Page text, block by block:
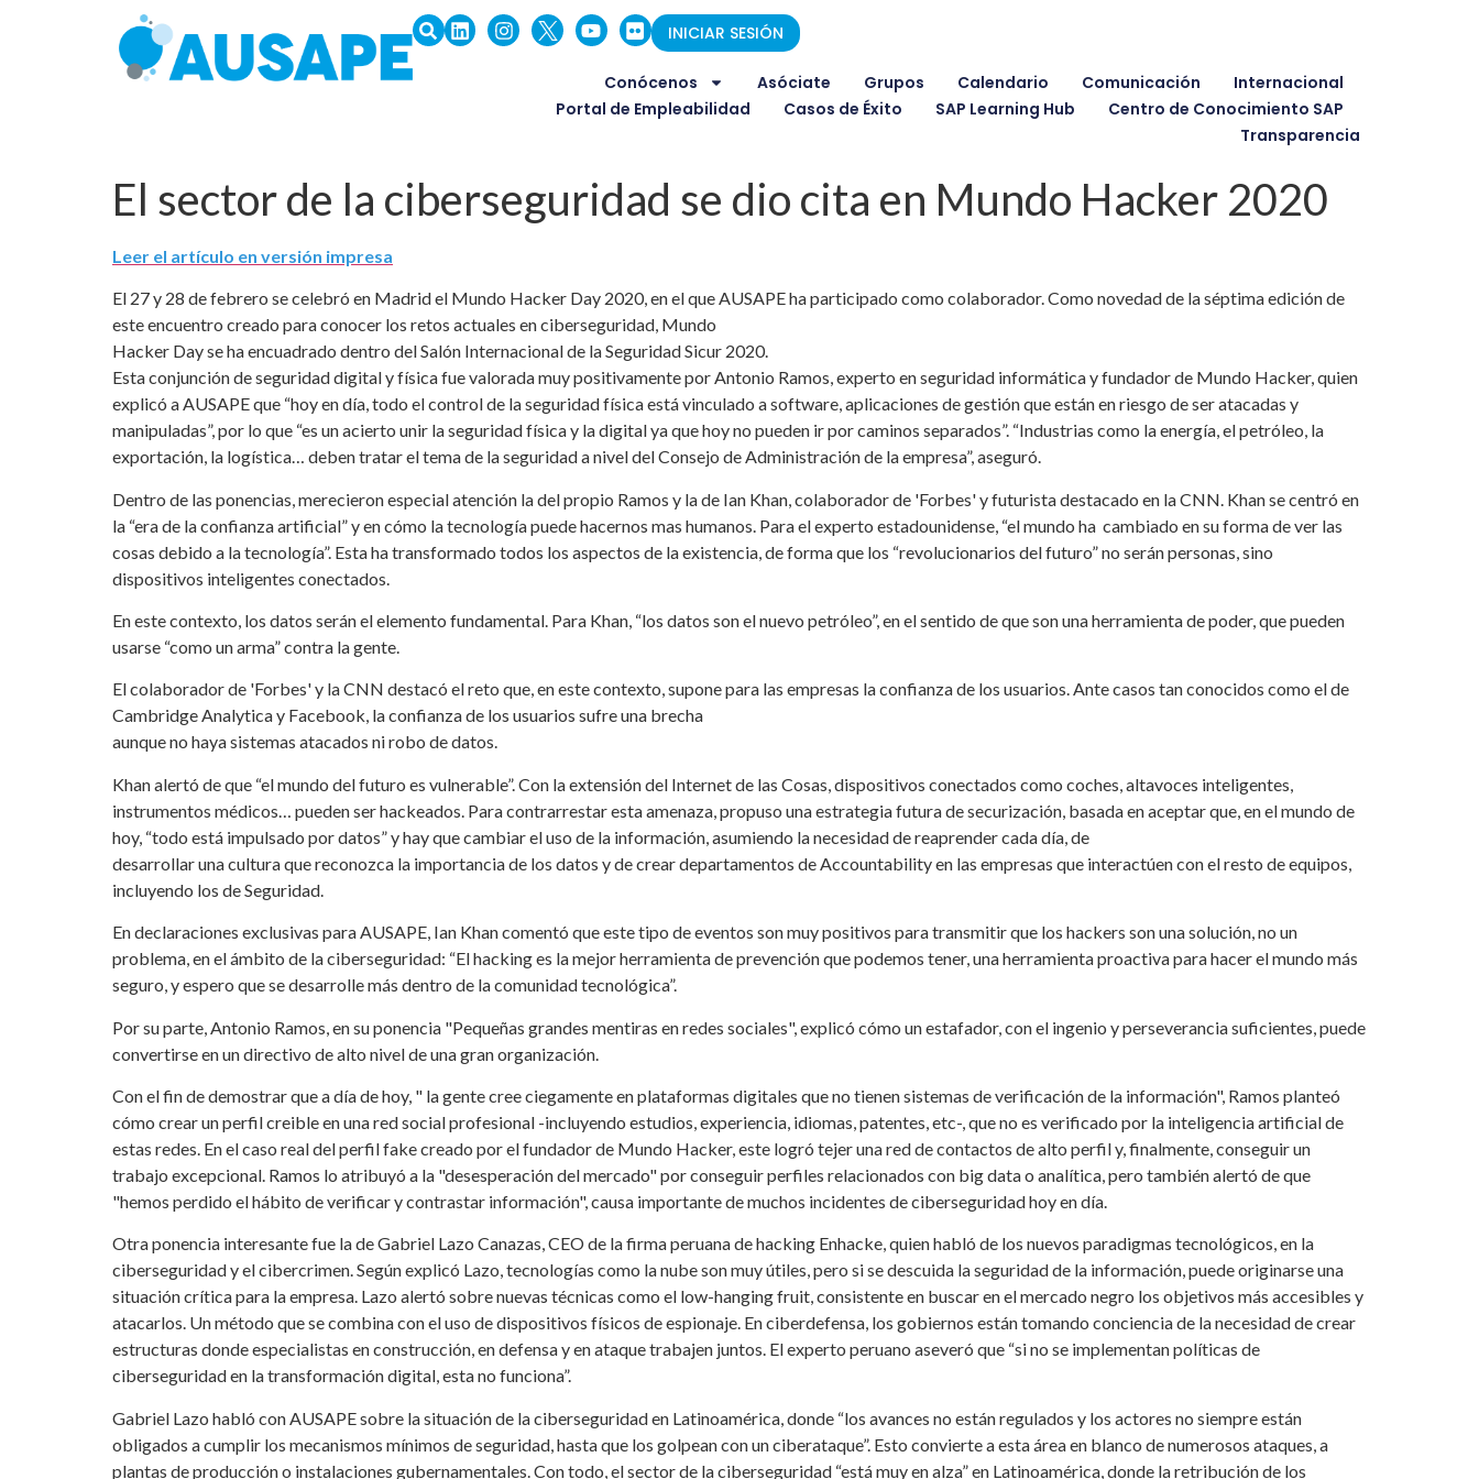
INICIAR SESIÓN
Conócenos Asóciate Grupos Calendario Comunicación
Internacional
Portal de Empleabilidad
Casos de Éxito SAP Learning Hub
Centro de Conocimiento SAP
Transparencia
El sector de la ciberseguridad se dio cita en Mundo Hacker 2020
Leer el artículo en versión impresa
El 27 y 28 de febrero se celebró en Madrid el Mundo Hacker Day 2020, en el que AUSAPE ha participado como colaborador. Como novedad de la séptima edición de
este encuentro creado para conocer los retos actuales en ciberseguridad, Mundo
Hacker Day se ha encuadrado dentro del Salón Internacional de la Seguridad Sicur 2020.
Esta conjunción de seguridad digital y física fue valorada muy positivamente por Antonio Ramos, experto en seguridad informática y fundador de Mundo Hacker, quien
explicó a AUSAPE que “hoy en día, todo el control de la seguridad física está vinculado a software, aplicaciones de gestión que están en riesgo de ser atacadas y
manipuladas”, por lo que “es un acierto unir la seguridad física y la digital ya que hoy no pueden ir por caminos separados”. “Industrias como la energía, el petróleo, la
exportación, la logística… deben tratar el tema de la seguridad a nivel del Consejo de Administración de la empresa”, aseguró.
Dentro de las ponencias, merecieron especial atención la del propio Ramos y la de Ian Khan, colaborador de 'Forbes' y futurista destacado en la CNN. Khan se centró en
la “era de la confianza artificial” y en cómo la tecnología puede hacernos mas humanos. Para el experto estadounidense, “el mundo ha cambiado en su forma de ver las
cosas debido a la tecnología”. Esta ha transformado todos los aspectos de la existencia, de forma que los “revolucionarios del futuro” no serán personas, sino
dispositivos inteligentes conectados.
En este contexto, los datos serán el elemento fundamental. Para Khan, “los datos son el nuevo petróleo”, en el sentido de que son una herramienta de poder, que pueden
usarse “como un arma” contra la gente.
El colaborador de 'Forbes' y la CNN destacó el reto que, en este contexto, supone para las empresas la confianza de los usuarios. Ante casos tan conocidos como el de
Cambridge Analytica y Facebook, la confianza de los usuarios sufre una brecha
aunque no haya sistemas atacados ni robo de datos.
Khan alertó de que “el mundo del futuro es vulnerable”. Con la extensión del Internet de las Cosas, dispositivos conectados como coches, altavoces inteligentes,
instrumentos médicos… pueden ser hackeados. Para contrarrestar esta amenaza, propuso una estrategia futura de securización, basada en aceptar que, en el mundo de
hoy, “todo está impulsado por datos” y hay que cambiar el uso de la información, asumiendo la necesidad de reaprender cada día, de
desarrollar una cultura que reconozca la importancia de los datos y de crear departamentos de Accountability en las empresas que interactúen con el resto de equipos,
incluyendo los de Seguridad.
En declaraciones exclusivas para AUSAPE, Ian Khan comentó que este tipo de eventos son muy positivos para transmitir que los hackers son una solución, no un
problema, en el ámbito de la ciberseguridad: “El hacking es la mejor herramienta de prevención que podemos tener, una herramienta proactiva para hacer el mundo más
seguro, y espero que se desarrolle más dentro de la comunidad tecnológica”.
Por su parte, Antonio Ramos, en su ponencia "Pequeñas grandes mentiras en redes sociales", explicó cómo un estafador, con el ingenio y perseverancia suficientes, puede
convertirse en un directivo de alto nivel de una gran organización.
Con el fin de demostrar que a día de hoy, " la gente cree ciegamente en plataformas digitales que no tienen sistemas de verificación de la información", Ramos planteó
cómo crear un perfil creible en una red social profesional -incluyendo estudios, experiencia, idiomas, patentes, etc-, que no es verificado por la inteligencia artificial de
estas redes. En el caso real del perfil fake creado por el fundador de Mundo Hacker, este logró tejer una red de contactos de alto perfil y, finalmente, conseguir un
trabajo excepcional. Ramos lo atribuyó a la "desesperación del mercado" por conseguir perfiles relacionados con big data o analítica, pero también alertó de que
"hemos perdido el hábito de verificar y contrastar información", causa importante de muchos incidentes de ciberseguridad hoy en día.
Otra ponencia interesante fue la de Gabriel Lazo Canazas, CEO de la firma peruana de hacking Enhacke, quien habló de los nuevos paradigmas tecnológicos, en la
ciberseguridad y el cibercrimen. Según explicó Lazo, tecnologías como la nube son muy útiles, pero si se descuida la seguridad de la información, puede originarse una
situación crítica para la empresa. Lazo alertó sobre nuevas técnicas como el low-hanging fruit, consistente en buscar en el mercado negro los objetivos más accesibles y
atacarlos. Un método que se combina con el uso de dispositivos físicos de espionaje. En ciberdefensa, los gobiernos están tomando conciencia de la necesidad de crear
estructuras donde especialistas en construcción, en defensa y en ataque trabajen juntos. El experto peruano aseveró que “si no se implementan políticas de
ciberseguridad en la transformación digital, esta no funciona”.
Gabriel Lazo habló con AUSAPE sobre la situación de la ciberseguridad en Latinoamérica, donde “los avances no están regulados y los actores no siempre están
obligados a cumplir los mecanismos mínimos de seguridad, hasta que los golpean con un ciberataque”. Esto convierte a esta área en blanco de numerosos ataques, a
plantas de producción o instalaciones gubernamentales. Con todo, el sector de la ciberseguridad “está muy en alza” en Latinoamérica, donde la retribución de los